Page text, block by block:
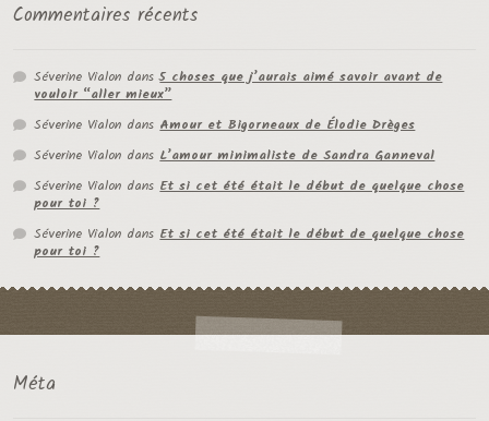
Commentaires récents
Séverine Vialon dans5 choses que j’aurais aimé savoir avant de
vouloir “aller mieux”
Séverine Vialon dansAmour et Bigorneaux de Élodie Drèges
Séverine Vialon dansL’amour minimaliste de Sandra Ganneval
Séverine Vialon dansEt si cet été était le début de quelque chose
pour toi ?
Séverine Vialon dansEt si cet été était le début de quelque chose
pour toi ?
Méta